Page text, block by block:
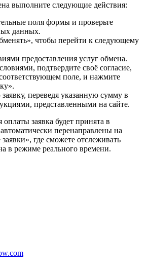
выполните следующие действия:
поля формы и проверьте
данных.
чтобы перейти к следующему
предоставления услуг обмена.
подтвердите своё согласие,
поле, и нажмите
переведя указанную сумму в
представленными на сайте.
заявка будет принята в
перенаправлены на
где сможете отслеживать
в режиме реального времени.